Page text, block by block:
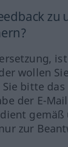
zu
wollen
bitte
der E-
gemäß
zur